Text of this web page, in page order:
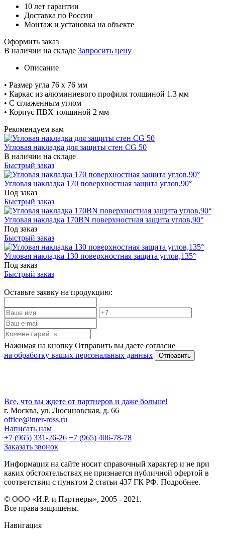
10 лет гарантии
Доставка по России
Монтаж и установка на объекте
Оформить заказ
В наличии на складе Запросить цену
Описание
• Размер угла 76 х 76 мм
• Каркас из алюминиевого профиля толщиной 1.3 мм
• С сглаженным углом
• Корпус ПВХ толщиной 2 мм
Рекомендуем вам
Угловая накладка для защиты стен CG 50
В наличии на складе
Быстрый заказ
Угловая накладка 170 поверхностная защита углов,90°
Под заказ
Быстрый заказ
Угловая накладка 170BN поверхностная защита углов,90°
Под заказ
Быстрый заказ
Угловая накладка 130 поверхностная защита углов,135°
Под заказ
Быстрый заказ
Оставьте заявку на продукцию:
Нажимая на кнопку Отправить вы даете согласие
на обработку ваших персональных данных
Все, что вы ждете от партнеров и даже больше!
г. Москва, ул. Люсиновская, д. 66
office@inter-ross.ru
Написать нам
+7 (965) 331-26-26 +7 (965) 406-78-78
Заказать звонок
Информация на сайте носит справочный характер и не при
каких обстоятельствах не признается публичной офертой в
соответствии с пунктом 2 статьи 437 ГК РФ. Подробнее.
© ООО «И.Р. и Партнеры», 2005 - 2021.
Все права защищены.
Навигация